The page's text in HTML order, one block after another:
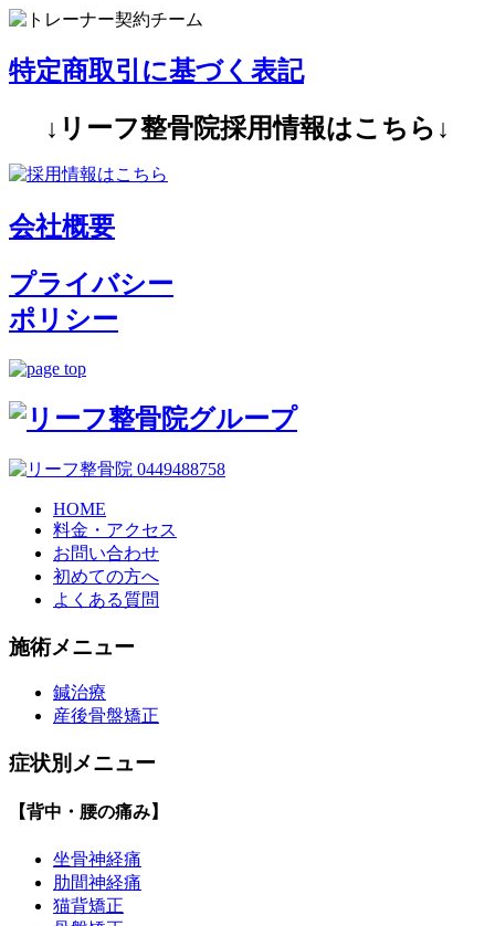
特定商取引に基づく表記
↓リーフ整骨院採用情報はこちら↓
会社概要
プライバシー
ポリシー
HOME
料金・アクセス
お問い合わせ
初めての方へ
よくある質問
施術メニュー
鍼治療
産後骨盤矯正
症状別メニュー
【背中・腰の痛み】
坐骨神経痛
肋間神経痛
猫背矯正